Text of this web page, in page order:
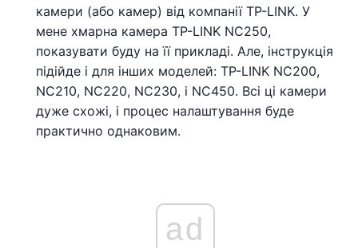
камери (або камер) від компанії TP-LINK. У
мене хмарна камера TP-LINK NC250,
показувати буду на її прикладі. Але, інструкція
підійде і для інших моделей: TP-LINK NC200,
NC210, NC220, NC230, і NC450. Всі ці камери
дуже схожі, і процес налаштування буде
практично однаковим.
ad